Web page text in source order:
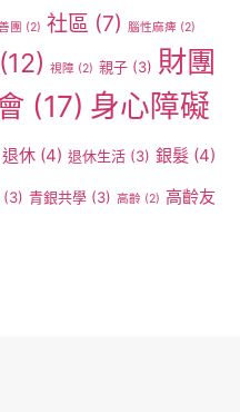
團 (2) 社區 (7) 腦性麻痺 (2)
(12) 視障 (2) 親子 (3) 財團
(17) 身心障礙
退休 (4) 退休生活 (3) 銀髮 (4)
(3) 青銀共學 (3) 高齡 (2) 高齡友